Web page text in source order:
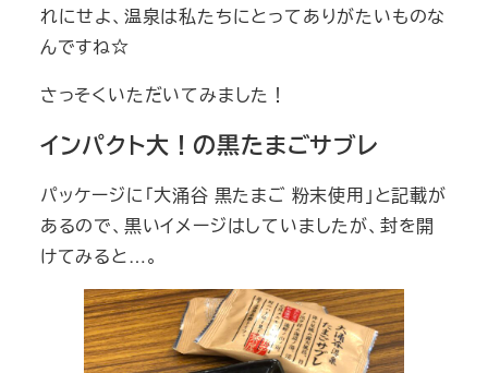
れにせよ、温泉は私たちにとってありがたいものな
んですね☆
さっそくいただいてみました！
インパクト大！の黒たまごサブレ
パッケージに「大涌谷 黒たまご 粉末使用」と記載が
あるので、黒いイメージはしていましたが、封を開
けてみると…。